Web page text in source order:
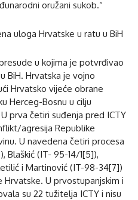
oružani sukob.“
uloga Hrvatske u ratu u BiH
u kojima je potvrđivao
BiH. Hrvatska je vojno
Hrvatsko vijeće obrane
Herceg-Bosnu u cilju
prva četiri suđenja pred ICTY
agresija Republike
U navedena četiri procesa
Blaškić (IT- 95-14/1[5]),
i Martinović (IT-98-34[7])
U prvostupanjskim i
su 22 tužitelja ICTY i nisu